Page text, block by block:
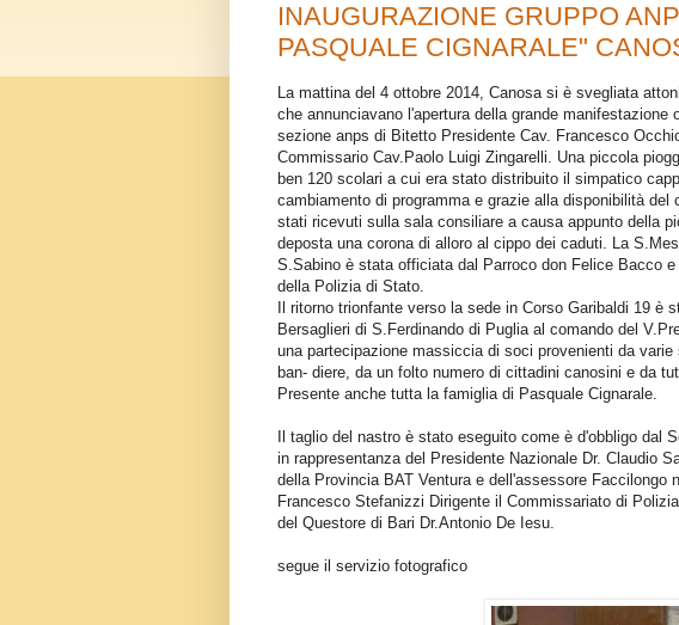
INAUGURAZIONE GRUPPO
PASQUALE CIGNARALE"
La mattina del 4 ottobre 2014, Canosa si è svegliata
che annunciavano l'apertura della grande manifestazione
sezione anps di Bitetto Presidente Cav. Francesco
Commissario Cav.Paolo Luigi Zingarelli. Una piccola
ben 120 scolari a cui era stato distribuito il simpatico
cambiamento di programma e grazie alla disponibilità
stati ricevuti sulla sala consiliare a causa appunto della
deposta una corona di alloro al cippo dei caduti. La
S.Sabino è stata officiata dal Parroco don Felice Bacco
della Polizia di Stato.
Il ritorno trionfante verso la sede in Corso Garibaldi 19 è
Bersaglieri di S.Ferdinando di Puglia al comando del
una partecipazione massiccia di soci provenienti da
ban- diere, da un folto numero di cittadini canosini e da
Presente anche tutta la famiglia di Pasquale Cignarale.
Il taglio del nastro è stato eseguito come è d'obbligo dal
in rappresentanza del Presidente Nazionale Dr. Claudio
della Provincia BAT Ventura e dell'assessore Faccilongo
Francesco Stefanizzi Dirigente il Commissariato di
del Questore di Bari Dr.Antonio De Iesu.
segue il servizio fotografico